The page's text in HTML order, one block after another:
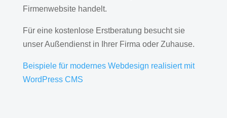
Firmenwebsite handelt.
Für eine kostenlose Erstberatung besucht sie
unser Außendienst in Ihrer Firma oder Zuhause.
Beispiele für modernes Webdesign realisiert mit
WordPress CMS